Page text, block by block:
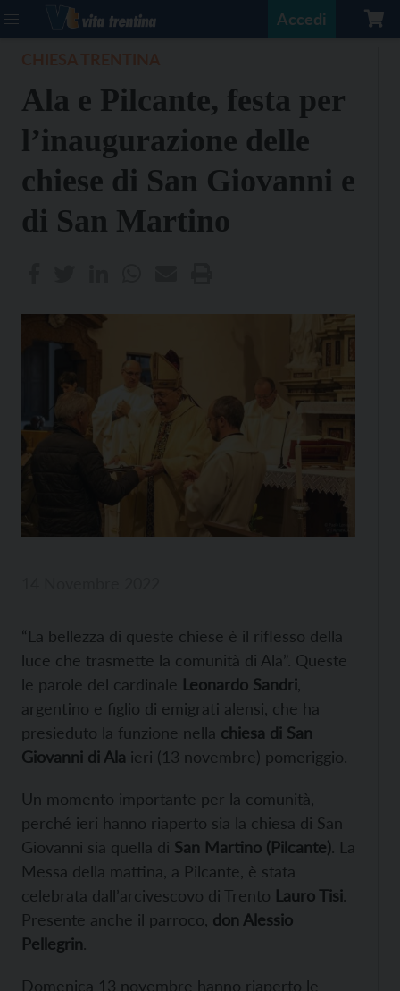
Accedi
Ala e Pilcante, festa per
l’inaugurazione delle
chiese di San Giovanni e
di San Martino
“La bellezza di queste chiese è il riflesso della
luce che trasmette la comunità di Ala”. Queste
le parole del cardinale Leonardo Sandri
argentino e figlio di emigrati alensi, che ha
presieduto la funzione nella chiesa di San
Giovanni di Ala ieri (13 novembre) pomeriggio.
Un momento importante per la comunità,
perché ieri hanno riaperto sia la chiesa di San
Giovanni sia quella di San Martino (Pilcante). La
Messa della mattina, a Pilcante, è stata
celebrata dall’arcivescovo di Trento Lauro Tisi.
Presente anche il parroco, don Alessio
Pellegrin.
Domenica 13 novembre hanno riaperto le